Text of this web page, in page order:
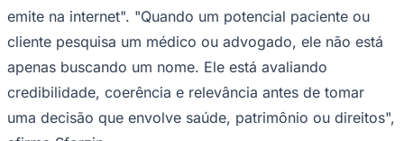
emite na internet". "Quando um potencial paciente ou
cliente pesquisa um médico ou advogado, ele não está
apenas buscando um nome. Ele está avaliando
credibilidade, coerência e relevância antes de tomar
uma decisão que envolve saúde, patrimônio ou direitos",